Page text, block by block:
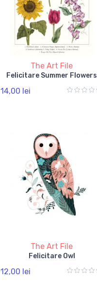
The Art File
Felicitare Summer Flowers
14,00 lei
The Art File
Felicitare Owl
12,00 lei